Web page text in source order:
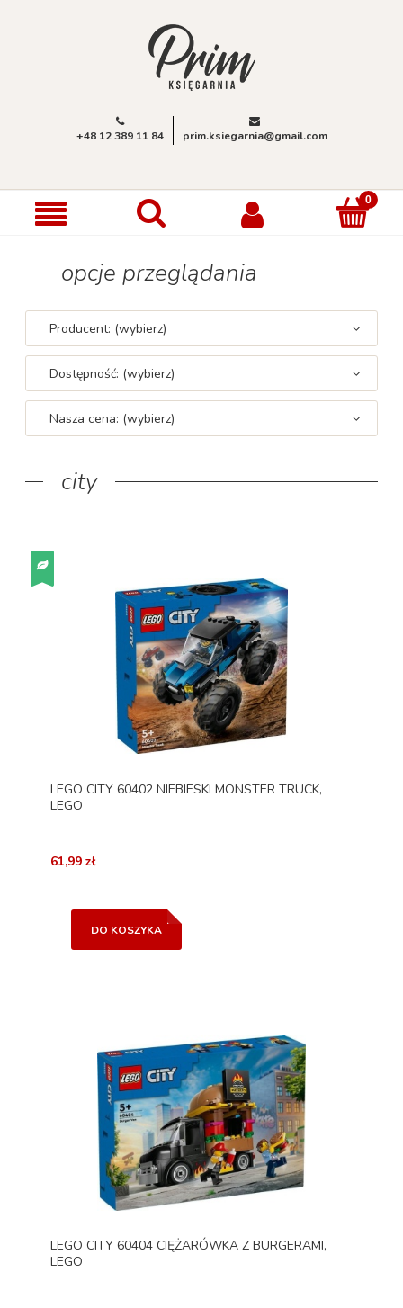
+48 12 389 11 84 prim.ksiegarnia@gmail.com
opcje przeglądania
Producent: (wybierz)
Dostępność: (wybierz)
Nasza cena: (wybierz)
city
LEGO CITY 60402 NIEBIESKI MONSTER TRUCK,
LEGO
61,99 zł
DO KOSZYKA
LEGO CITY 60404 CIĘŻARÓWKA Z BURGERAMI,
LEGO